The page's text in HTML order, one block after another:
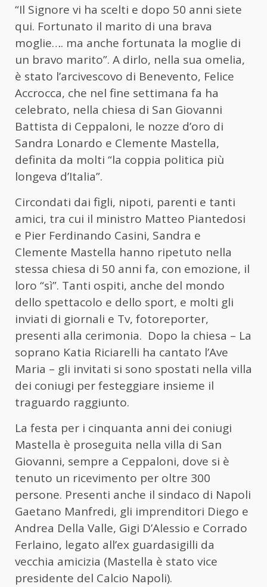
“Il Signore vi ha scelti e dopo 50 anni siete
qui. Fortunato il marito di una brava
moglie…. ma anche fortunata la moglie di
un bravo marito”. A dirlo, nella sua omelia,
è stato l’arcivescovo di Benevento, Felice
Accrocca, che nel fine settimana fa ha
celebrato, nella chiesa di San Giovanni
Battista di Ceppaloni, le nozze d’oro di
Sandra Lonardo e Clemente Mastella,
definita da molti “la coppia politica più
longeva d’Italia”.
Circondati dai figli, nipoti, parenti e tanti
amici, tra cui il ministro Matteo Piantedosi
e Pier Ferdinando Casini, Sandra e
Clemente Mastella hanno ripetuto nella
stessa chiesa di 50 anni fa, con emozione, il
loro “sì”. Tanti ospiti, anche del mondo
dello spettacolo e dello sport, e molti gli
inviati di giornali e Tv, fotoreporter,
presenti alla cerimonia. Dopo la chiesa – La
soprano Katia Riciarelli ha cantato l’Ave
Maria – gli invitati si sono spostati nella villa
dei coniugi per festeggiare insieme il
traguardo raggiunto.
La festa per i cinquanta anni dei coniugi
Mastella è proseguita nella villa di San
Giovanni, sempre a Ceppaloni, dove si è
tenuto un ricevimento per oltre 300
persone. Presenti anche il sindaco di Napoli
Gaetano Manfredi, gli imprenditori Diego e
Andrea Della Valle, Gigi D’Alessio e Corrado
Ferlaino, legato all’ex guardasigilli da
vecchia amicizia (Mastella è stato vice
presidente del Calcio Napoli).